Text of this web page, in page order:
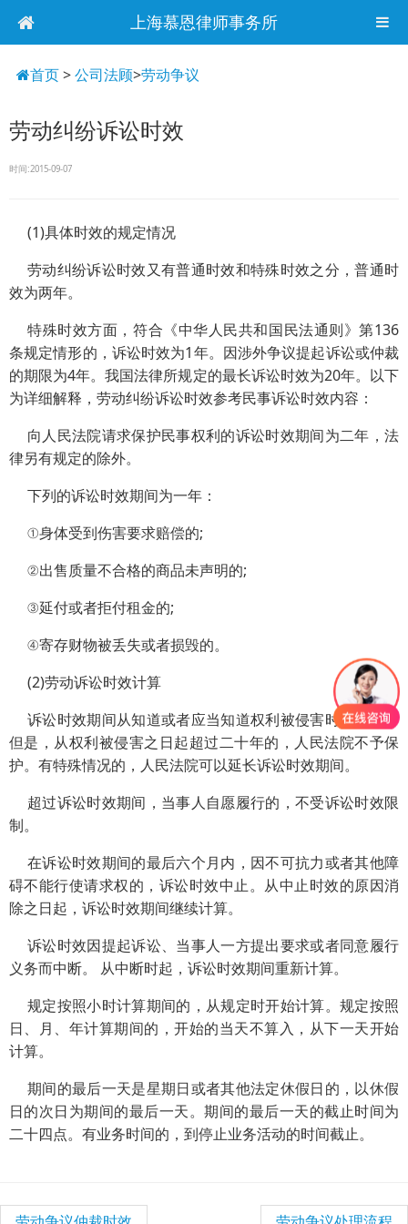
上海慕恩律师事务所
首页>公司法顾>劳动争议
劳动纠纷诉讼时效
时间:2015-09-07
(1)具体时效的规定情况
劳动纠纷诉讼时效又有普通时效和特殊时效之分，普通时
效为两年。
特殊时效方面，符合《中华人民共和国民法通则》第136
条规定情形的，诉讼时效为1年。因涉外争议提起诉讼或仲裁
的期限为4年。我国法律所规定的最长诉讼时效为20年。以下
为详细解释，劳动纠纷诉讼时效参考民事诉讼时效内容：
向人民法院请求保护民事权利的诉讼时效期间为二年，法
律另有规定的除外。
下列的诉讼时效期间为一年：
①身体受到伤害要求赔偿的;
②出售质量不合格的商品未声明的;
③延付或者拒付租金的;
④寄存财物被丢失或者损毁的。
(2)劳动诉讼时效计算
诉讼时效期间从知道或者应当知道权利被侵害时起计算。
但是，从权利被侵害之日起超过二十年的，人民法院不予保
护。有特殊情况的，人民法院可以延长诉讼时效期间。
超过诉讼时效期间，当事人自愿履行的，不受诉讼时效限
制。
在诉讼时效期间的最后六个月内，因不可抗力或者其他障
碍不能行使请求权的，诉讼时效中止。从中止时效的原因消
除之日起，诉讼时效期间继续计算。
诉讼时效因提起诉讼、当事人一方提出要求或者同意履行
义务而中断。 从中断时起，诉讼时效期间重新计算。
规定按照小时计算期间的，从规定时开始计算。规定按照
日、月、年计算期间的，开始的当天不算入，从下一天开始
计算。
期间的最后一天是星期日或者其他法定休假日的，以休假
日的次日为期间的最后一天。期间的最后一天的截止时间为
二十四点。有业务时间的，到停止业务活动的时间截止。